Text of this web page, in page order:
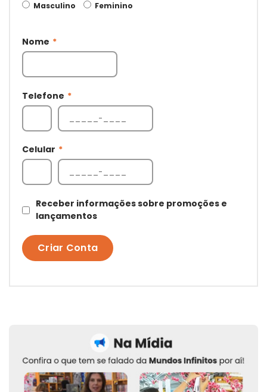
Masculino Feminino
Nome *
Telefone *
Celular *
Receber informações sobre promoções e
lançamentos
Criar Conta